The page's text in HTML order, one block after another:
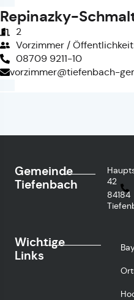
Repinazky-
2
Vorzimmer /
08709 9211-10
vorzimmer@tiefenbach-
Gemeinde
Tiefenbach
42
84184
Wichtige
Links